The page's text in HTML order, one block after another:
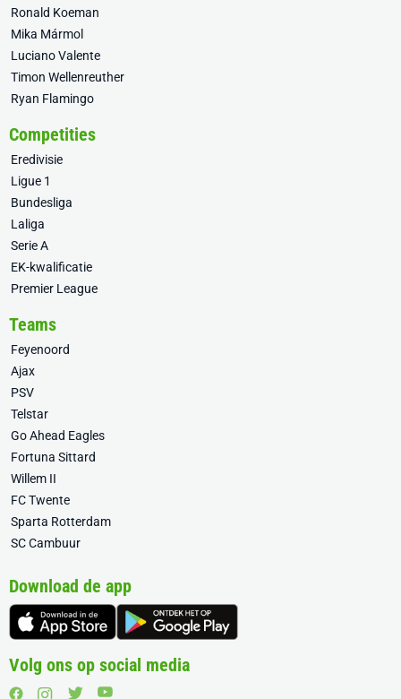
Ronald Koeman
Mika Mármol
Luciano Valente
Timon Wellenreuther
Ryan Flamingo
Competities
Eredivisie
Ligue 1
Bundesliga
Laliga
Serie A
EK-kwalificatie
Premier League
Teams
Feyenoord
Ajax
PSV
Telstar
Go Ahead Eagles
Fortuna Sittard
Willem II
FC Twente
Sparta Rotterdam
SC Cambuur
Download de app
Volg ons op social media